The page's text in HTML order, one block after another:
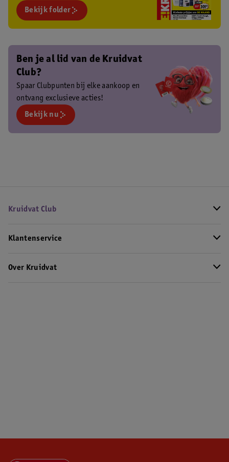
Bekijk folder
Ben je al lid van de Kruidvat
Club?
Spaar Clubpunten bij elke aankoop en
ontvang exclusieve acties!
Bekijk nu
Kruidvat Club
Klantenservice
Over Kruidvat